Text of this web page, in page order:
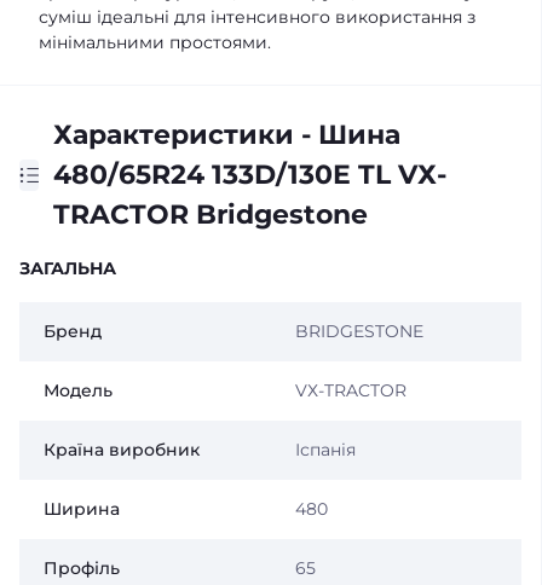
суміш ідеальні для інтенсивного використання з
мінімальними простоями.
Характеристики - Шина
480/65R24 133D/130E TL VХ-
TRACTOR Bridgestone
ЗАГАЛЬНА
Бренд BRIDGESTONE
Модель VХ-TRACTOR
Країна виробник Іспанія
Ширина 480
Профіль 65